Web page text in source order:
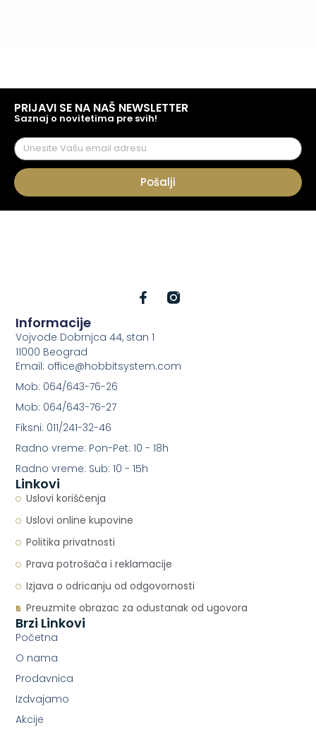
PRIJAVI SE NA NAŠ NEWSLETTER
Saznaj o novitetima pre svih!
Pošalji
Linkovi
Uslovi korišćenja
Uslovi online kupovine
Politika privatnosti
Prava potrošača i reklamacije
Izjava o odricanju od odgovornosti
Preuzmite obrazac za odustanak od ugovora
Brzi Linkovi
Početna
O nama
Prodavnica
Izdvajamo
Akcije
Informacije
Vojvode Dobrnjca 44, stan 1
11000 Beograd
Email: office@hobbitsystem.com
Mob: 064/643-76-26
Mob: 064/643-76-27
Fiksni: 011/241-32-46
Radno vreme: Pon-Pet: 10 - 18h
Radno vreme: Sub: 10 - 15h